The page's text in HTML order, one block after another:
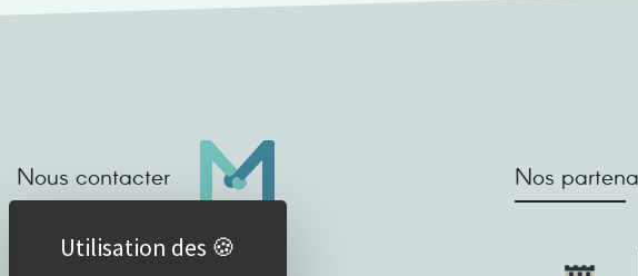
Nous contacter
Horaires d’accueil
Nos